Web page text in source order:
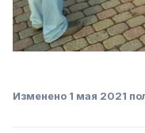
Изменено 1 мая 2021